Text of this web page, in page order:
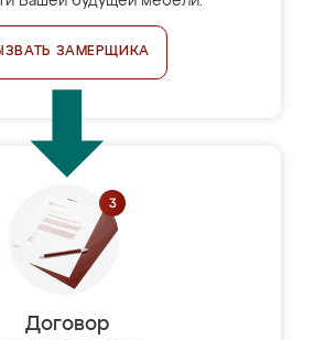
ЗАМЕРЩИКА
Договор